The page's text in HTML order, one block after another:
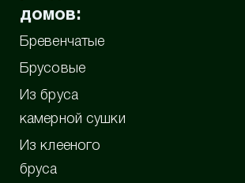
домов:
Бревенчатые
Брусовые
Из бруса
камерной сушки
Из клееного
бруса